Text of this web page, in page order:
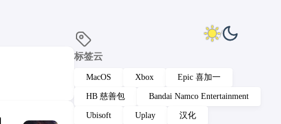
标签云
MacOS Xbox Epic 喜加一
HB 慈善包 Bandai Namco Entertainment
Ubisoft Uplay 汉化